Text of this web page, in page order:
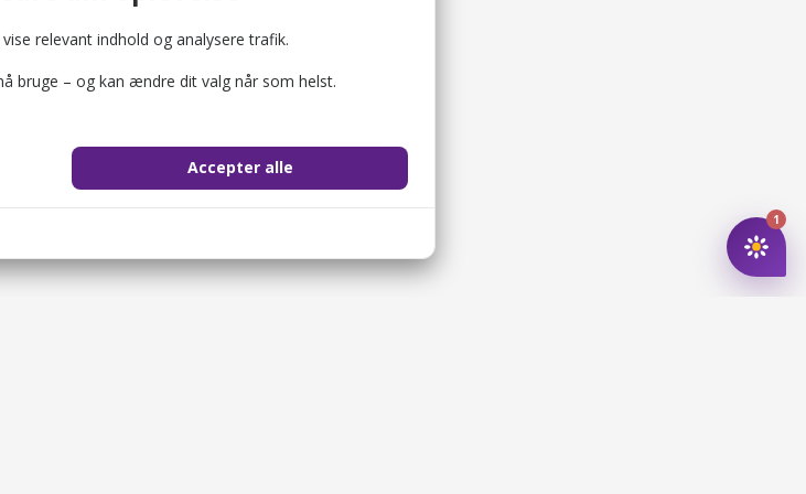
1
relevant indhold og analysere trafik.
bruge – og kan ændre dit valg når som helst.
Accepter alle